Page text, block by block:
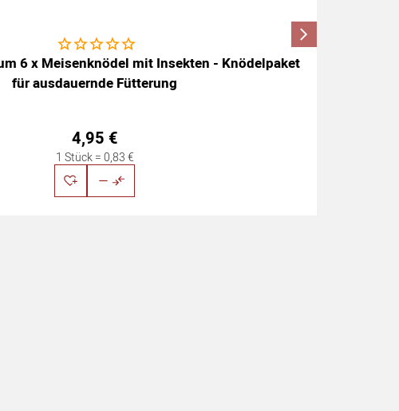
Noch keine Bewertungen abgegeben
6 x Meisenknödel mit Insekten - Knödelpaket
für ausdauernde Fütterung
4,95 €
1 Stück =0,83€